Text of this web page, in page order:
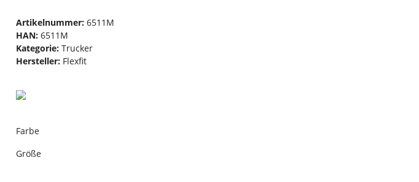
Artikelnummer: 6511M
HAN: 6511M
Kategorie: Trucker
Hersteller: Flexfit
Farbe
Größe